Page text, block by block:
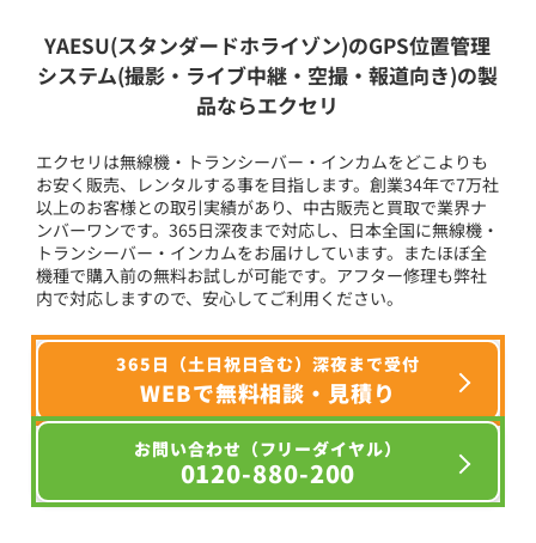
YAESU(スタンダードホライゾン)のGPS位置管理
システム(撮影・ライブ中継・空撮・報道向き)の製
品ならエクセリ
エクセリは無線機・トランシーバー・インカムをどこよりも
お安く販売、レンタルする事を目指します。創業34年で7万社
以上のお客様との取引実績があり、中古販売と買取で業界ナ
ンバーワンです。365日深夜まで対応し、日本全国に無線機・
トランシーバー・インカムをお届けしています。またほぼ全
機種で購入前の無料お試しが可能です。アフター修理も弊社
内で対応しますので、安心してご利用ください。
365日（土日祝日含む）深夜まで受付
WEBで無料相談・見積り
お問い合わせ（フリーダイヤル）
0120-880-200